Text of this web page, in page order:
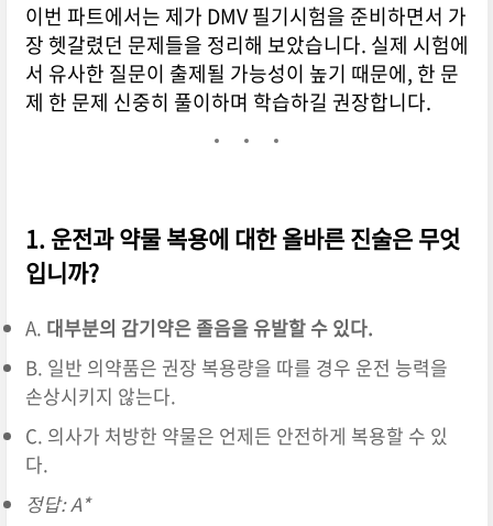
이번 파트에서는 제가 DMV 필기시험을 준비하면서 가
장 헷갈렸던 문제들을 정리해 보았습니다. 실제 시험에
서 유사한 질문이 출제될 가능성이 높기 때문에, 한 문
제 한 문제 신중히 풀이하며 학습하길 권장합니다.
1. 운전과 약물 복용에 대한 올바른 진술은 무엇
입니까?
A. 대부분의 감기약은 졸음을 유발할 수 있다.
B. 일반 의약품은 권장 복용량을 따를 경우 운전 능력을
손상시키지 않는다.
C. 의사가 처방한 약물은 언제든 안전하게 복용할 수 있
다.
정답: A*